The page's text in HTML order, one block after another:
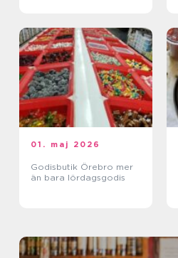
01. maj 2026
Godisbutik Örebro mer
än bara lördagsgodis